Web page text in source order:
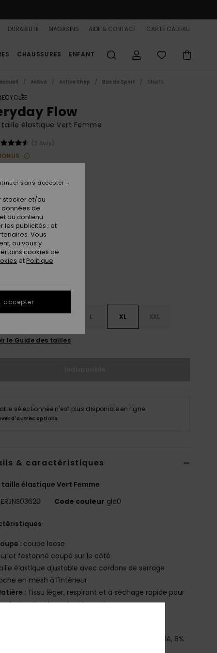
DURABILITÉ MAGASINS AIDE & CONTACT CARTE CADEAU
CHAUSSURES ENFANT
Active Active Shop Bas de Sport Shorts
Flow
taille élastique Vert Femme
(3 Avis)
€
FLASH 25% EXTRA
Oil Green
L XL XXL
le Guide des tailles
sélectionnée n'est plus disponible en ligne.
d'autres options
& caractéristiques
taille élastique Vert Femme
ERJNS03620 Code couleur gld0
: coupe loose
festonné coupé sur le côté
élastique ajustable avec cordons de serrage
en mesh à l'intérieur
: Tissu léger, respirant et à séchage rapide pour
optimal pendant la pratique
[Matière principale] 92% polyester recyclé, 8%
stocker et/ou
de
du contenu
les publicités ; et
Vous
ou vous y
cookies de
etPolitique
sans accepter
accepter